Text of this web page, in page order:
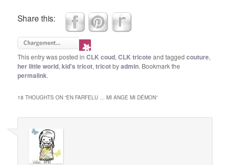
Share this:
This entry was posted inCLK coud,CLK tricoteand taggedcouture,
her little world,kid's tricot,tricotbyadmin. Bookmark the
permalink.
18 THOUGHTS ON “EN FARFELU … MI ANGE MI DÉMON”